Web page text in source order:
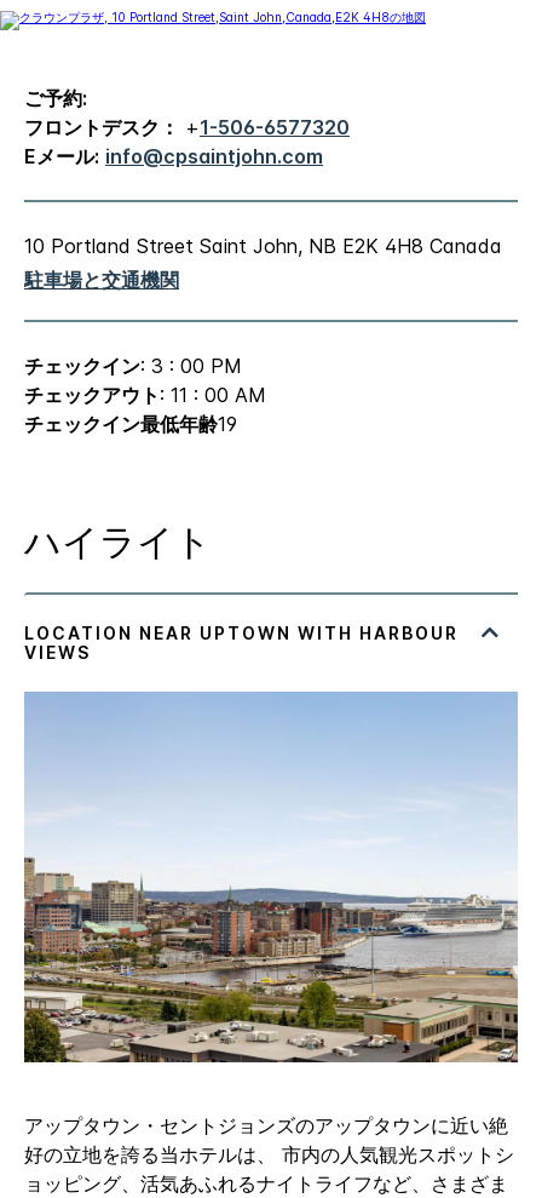
ご予約:
フロントデスク：
+1-506-6577320
Eメール: info@cpsaintjohn.com
10 Portland Street Saint John, NB E2K 4H8 Canada
駐車場と交通機関
チェックイン: 3 : 00 PM
チェックアウト : 11 : 00 AM
チェックイン最低年齢19
ハイライト
アップタウン・セントジョンズのアップタウンに近い絶
好の立地を誇る当ホテルは、 市内の人気観光スポットシ
ョッピング、活気あふれるナイトライフなど、さまざま